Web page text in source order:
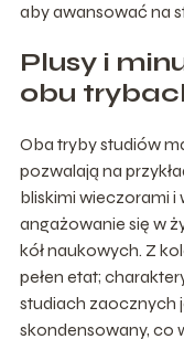
aby awansować na
Plusy i
obu
Oba tryby studiów
pozwalają na
bliskimi wieczorami
angażowanie się w
kół naukowych. Z
pełen etat;
studiach zaocznych
skondensowany, co